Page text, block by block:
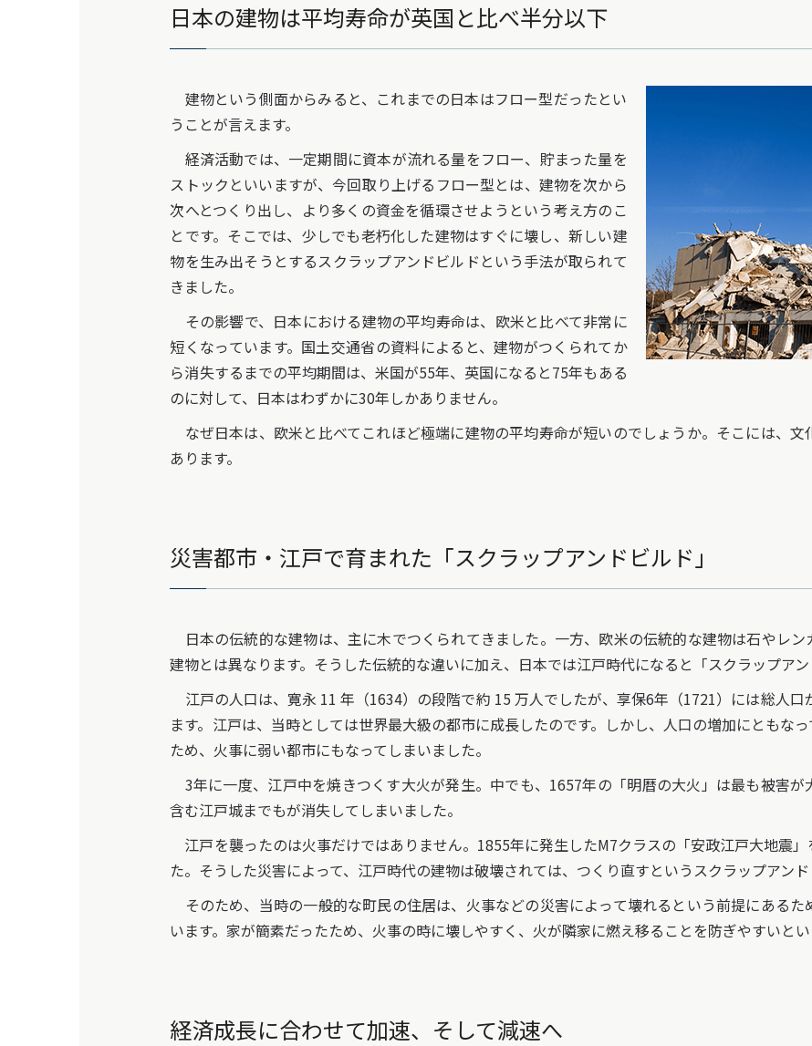
日本の建物は平均寿命が英国と比べ半分以下
建物という側面からみると、これまでの日本はフロー型だったとい
うことが言えます。
経済活動では、一定期間に資本が流れる量をフロー、貯まった量を
ストックといいますが、今回取り上げるフロー型とは、建物を次から
次へとつくり出し、より多くの資金を循環させようという考え方のこ
とです。そこでは、少しでも老朽化した建物はすぐに壊し、新しい建
物を生み出そうとするスクラップアンドビルドという手法が取られて
きました。
その影響で、日本における建物の平均寿命は、欧米と比べて非常に
短くなっています。国土交通省の資料によると、建物がつくられてか
ら消失するまでの平均期間は、米国が55年、英国になると75年もある
のに対して、日本はわずかに30年しかありません。
なぜ日本は、欧米と比べてこれほど極端に建物の平均寿命が短いのでしょうか。そこには、
あります。
災害都市・江戸で育まれた「スクラップアンドビルド」
日本の伝統的な建物は、主に木でつくられてきました。一方、欧米の伝統的な建物は石やレ
建物とは異なります。そうした伝統的な違いに加え、日本では江戸時代になると「スクラップアン
江戸の人口は、寛永 11 年（1634）の段階で約 15 万人でしたが、享保6年（1721）には総人
ます。江戸は、当時としては世界最大級の都市に成長したのです。しかし、人口の増加にともな
ため、火事に弱い都市にもなってしまいました。
3年に一度、江戸中を焼きつくす大火が発生。中でも、1657年の「明暦の大火」は最も被害が
含む江戸城までもが消失してしまいました。
江戸を襲ったのは火事だけではありません。1855年に発生したM7クラスの「安政江戸大地震
た。そうした災害によって、江戸時代の建物は破壊されては、つくり直すというスクラップアン
そのため、当時の一般的な町民の住居は、火事などの災害によって壊れるという前提にある
います。家が簡素だったため、火事の時に壊しやすく、火が隣家に燃え移ることを防ぎやすいとい
経済成長に合わせて加速、そして減速へ